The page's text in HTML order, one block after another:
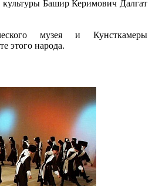
культуры Башир Керимович Далгат
музея и Кунсткамеры
этого народа.